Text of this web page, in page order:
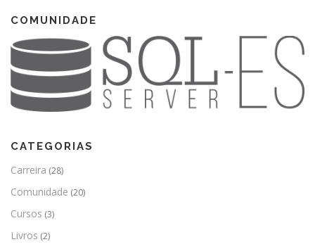
COMUNIDADE
CATEGORIAS
Carreira (28)
Comunidade (20)
Cursos (3)
Livros (2)